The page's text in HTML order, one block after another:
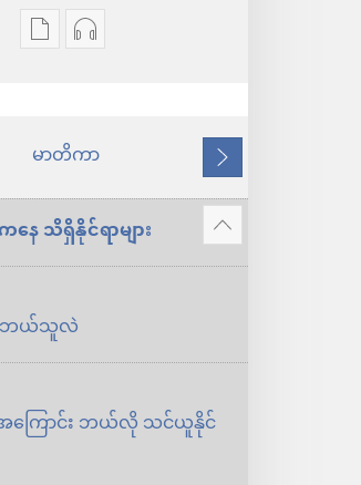
စာပေ
ရာ
ရွေးချယ်
စရာ
သမ္မာကျမ်း
စာ
ကမ္ဘာ
သစ်
အသံ
ယူ
မှာ
ရွေးချယ်
သမ္မာကျမ်း
ကမ္ဘာ
မာတိကာ
ရှေ့
သို့
နေ သိရှိနိုင်ရာများ
ပို
ပြ
ဘယ်သူလဲ
ကြောင်း ဘယ်လို သင်ယူနိုင်